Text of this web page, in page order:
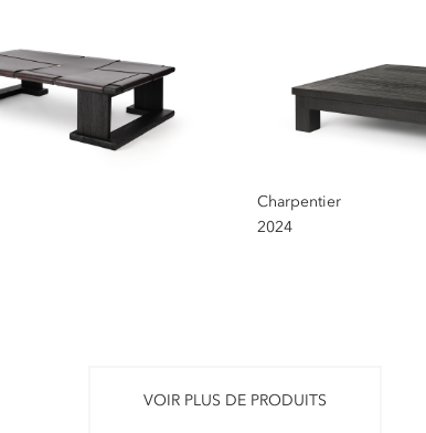
Charpentier
2024
VOIR PLUS DE PRODUITS